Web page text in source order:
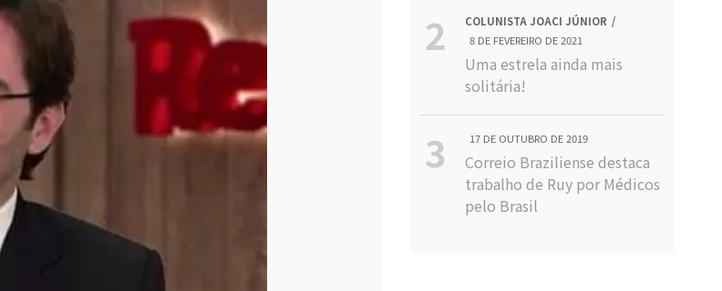
COLUNISTA JOACI JÚNIOR
8 DE FEVEREIRO DE 2021
Uma estrela ainda mais
solitária!
17 DE OUTUBRO DE 2019
Correio Braziliense destaca
trabalho de Ruy por Médicos
pelo Brasil